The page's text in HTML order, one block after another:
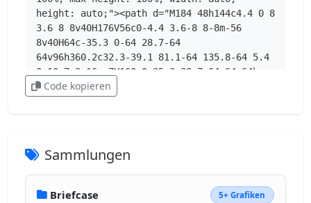
height: auto;"><path d="M184 48h144c4.4 0 8
3.6 8 8v40H176V56c0-4.4 3.6-8 8-8m-56
8v40H64c-35.3 0-64 28.7-64
64v96h360.2c32.3-39.1 81.1-64 135.8-64 5.4
0 10.7.2 16 .7V160c0-35.3-28.7-64-64-64h-
64V56c0-30.9-25.1-56-56-56H184c-30.9 0-56
144 0 1 0 288 0m-144-80c8.8 0 16 7.2 16
16v48h32c8.8 0 16 7.2 16 16s-7.2 16-16 16h-
48c-8.8 0-16-7.2-16-16v-64c0-8.8 7.2-16 16-
Code kopieren
Sammlungen
Briefcase 5+ Grafiken